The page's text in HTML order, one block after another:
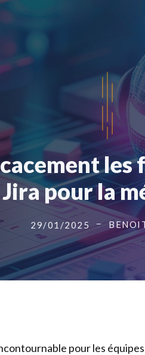
les
pour la
29/01/2025
pour les